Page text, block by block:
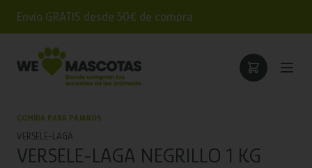
Envío GRATIS desde 50€ de compra
COMIDA PARA PÁJAROS
VERSELE-LAGA
VERSELE-LAGA NEGRILLO 1 KG